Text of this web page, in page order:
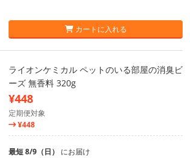
カートに入れる
ライオンケミカル ペットのいる部屋の消臭ビ
ーズ 無香料 320g
¥448
定期便対象
¥448
最短 8/9（日） にお届け